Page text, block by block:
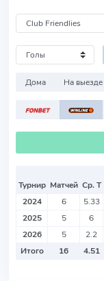
Дома На выезде
Турнир Матчей Ср. Т
2024
6 5.33
2025
5 6
2026
5 2.2
Итого
16 4.51